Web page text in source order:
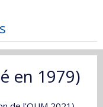
en 1979)